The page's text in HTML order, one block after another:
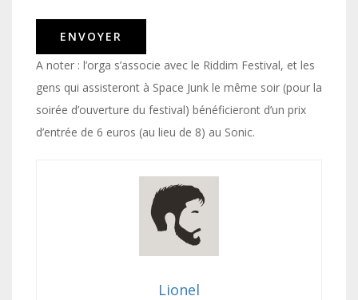
A noter : l’orga s’associe avec le Riddim Festival, et les
gens qui assisteront à Space Junk le même soir (pour la
soirée d’ouverture du festival) bénéficieront d’un prix
d’entrée de 6 euros (au lieu de 8) au Sonic.
Lionel